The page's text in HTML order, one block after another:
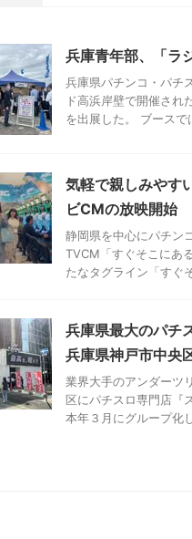
兵庫青年部、「ラ
兵庫県パチンコ・パチ
ド高浜岸壁で開催され
を出展した。 ブース
気軽で親しみやす
ビCMの放映開始
静岡県を中心にパチン
TVCM「すぐそこにあ
たなタグライン「すぐ
兵庫県最大のパチ
兵庫県神戸市中央
業界大手のアンダーツ
区にパチスロ専門店『
本年３月にグループ化